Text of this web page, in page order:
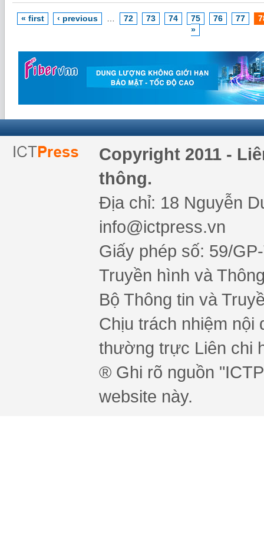
« first ‹ previous 72 73 74 75 76 77
»
Copyright 2011 -
thông.
Địa chỉ: 18 Nguyễn
info@ictpress.vn
Giấy phép số: 59/
Truyền hình và
Bộ Thông tin và
Chịu trách nhiệm nội
thường trực Liên chi
® Ghi rõ nguồn
website này.